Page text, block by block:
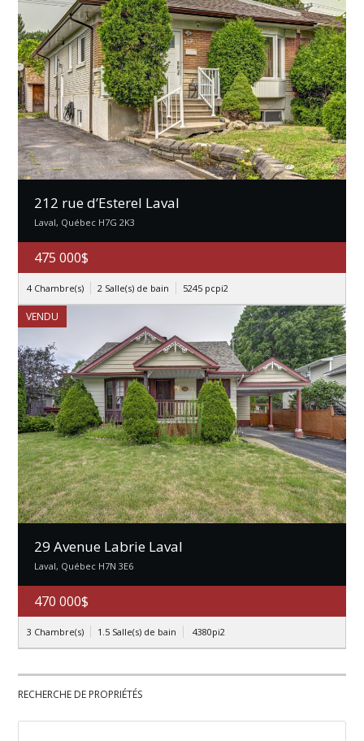
212 rue d’Esterel Laval
Laval, Québec H7G 2K3
475 000$
4 Chambre(s) 2 Salle(s) de bain 5245 pcpi2
VENDU
29 Avenue Labrie Laval
Laval, Québec H7N 3E6
470 000$
3 Chambre(s) 1.5 Salle(s) de bain 4380pi2
RECHERCHE DE PROPRIÉTÉS